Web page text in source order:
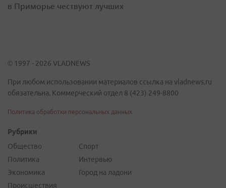
в Приморье чествуют лучших
© 1997 - 2026 VLADNEWS
При любом использовании материалов ссылка на vladnews.ru
обязательна. Коммерческий отдел 8 (423) 249-8800
Политика обработки персональных данных
Рубрики
Общество
Политика
Экономика
Происшествия
Спорт
Интервью
Город на ладони